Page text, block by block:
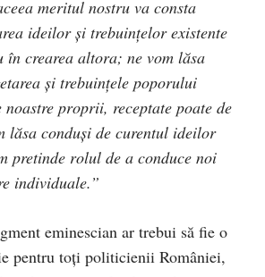
meritul nostru va consta
ideilor şi trebuinţelor existente
în crearea altora; ne vom lăsa
şi trebuinţele poporului
proprii, receptate poate de
lăsa conduşi de curentul ideilor
pretinde rolul de a conduce noi
individuale.”
eminescian ar trebui să fie o
pentru toţi politicienii României,